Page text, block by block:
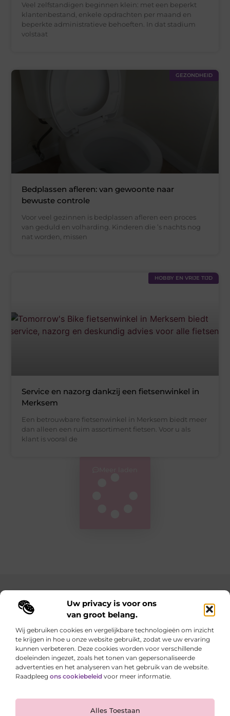
Uw privacy is voor ons
van groot belang.
Wij gebruiken cookies en vergelijkbare technologieën om inzicht
te krijgen in hoe u onze website gebruikt, zodat we uw ervaring
kunnen verbeteren. Deze cookies worden voor verschillende
doeleinden ingezet, zoals het tonen van gepersonaliseerde
advertenties en het analyseren van het gebruik van de website.
Raadpleeg ons cookiebeleid voor meer informatie.
Alles Toestaan
Veel zelfstandigen beginnen klein: met een beperkt
klantenbestand, enkele opdrachten per maand en
beperkte administratieve behoeften. In dat stadium
volstaat
GEZONDHEID
Bedplassen afleren: van gewoonte naar
bewuste controle
Voor veel gezinnen is bedplassen afleren een proces
van geduld en volharding. Kinderen die ’s nachts nog
nat worden, missen
HOBBY EN VRIJE TIJD
Service en nazorg dankzij een fietsenwinkel in
Merksem
Een betrouwbare fietsenwinkel in Merksem biedt meer
dan alleen een ruim assortiment fietsen. Voor u als
klant is vooral de
Main Links
Elke dag iets nieuws op lindart.be
Laat je verrassen door creatieve blogs vol inspiratie,